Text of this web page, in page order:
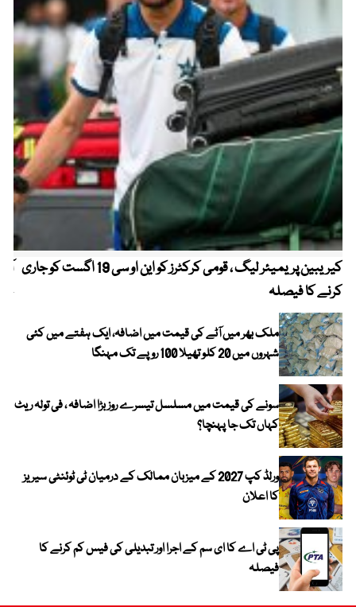
کیریبین پریمیئر لیگ ، قومی کرکٹرز کو این او سی 19 اگست کو جاری
کرنے کا فیصلہ
ملک بھر میں آٹے کی قیمت میں اضافہ، ایک ہفتے میں کئی
شہروں میں 20 کلو تھیلا 100 روپے تک مہنگا
سونے کی قیمت میں مسلسل تیسرے روز بڑا اضافہ ، فی تولہ ریٹ
کہاں تک جا پہنچا؟
ورلڈ کپ 2027 کے میزبان ممالک کے درمیان ٹی ٹوئنٹی سیریز
کا اعلان
پی ٹی اے کا ای سم کے اجرا اور تبدیلی کی فیس کم کرنے کا
فیصلہ